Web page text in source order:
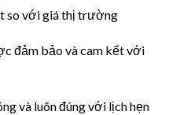
so với giá thị trường
đảm bảo và cam kết với
và luôn đúng với lịch hẹn